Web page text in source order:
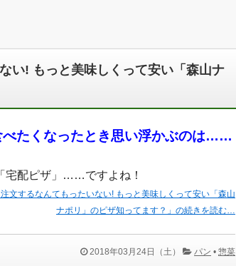
い! もっと美味しくって安い「森山ナ
べたくなったとき思い浮かぶのは……
宅配ピザ」……ですよね！
注文するなんてもったいない! もっと美味しくって安い「森山
ナポリ」のピザ知ってます？」の続きを読む…
2018年03月24日（土） パン • 惣菜